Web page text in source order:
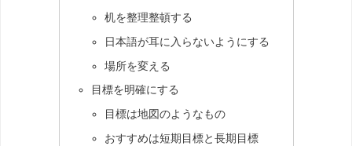
机を整理整頓する
日本語が耳に入らないようにする
場所を変える
目標を明確にする
目標は地図のようなもの
おすすめは短期目標と長期目標